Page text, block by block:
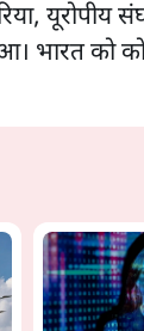
भारत को